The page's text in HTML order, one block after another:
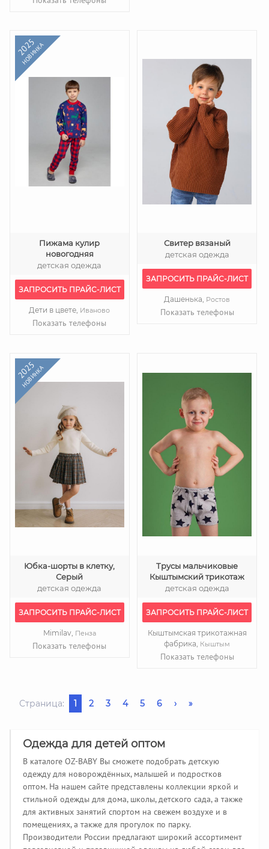
2025
НОВИНКА
Пижама кулир
новогодняя
детская одежда
ЗАПРОСИТЬ ПРАЙС-ЛИСТ
Дети в цвете, Иваново
Показать телефоны
Свитер вязаный
детская одежда
ЗАПРОСИТЬ ПРАЙС-ЛИСТ
Дашенька, Ростов
Показать телефоны
2025
НОВИНКА
Юбка-шорты в клетку,
Серый
детская одежда
ЗАПРОСИТЬ ПРАЙС-ЛИСТ
Mimilav, Пенза
Показать телефоны
Трусы мальчиковые
Кыштымский трикотаж
детская одежда
ЗАПРОСИТЬ ПРАЙС-ЛИСТ
Кыштымская трикотажная
фабрика, Кыштым
Показать телефоны
Страница: 1 2 3 4 5 6 › »
Одежда для детей оптом
В каталоге OZ-BABY Вы сможете подобрать детскую
одежду для новорождённых, малышей и подростков
оптом. На нашем сайте представлены коллекции яркой и
стильной одежды для дома, школы, детского сада, а также
для активных занятий спортом на свежем воздухе и в
помещениях, а также для прогулок по парку.
Производители России предлагают широкий ассортимент